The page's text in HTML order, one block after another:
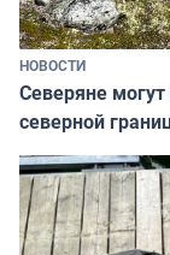
НОВОСТИ
Северяне могут
северной